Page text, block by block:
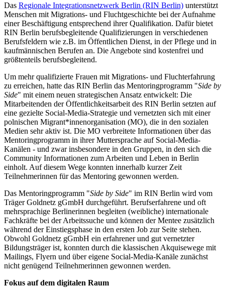
Das Regionale Integrationsnetzwerk Berlin (RIN Berlin) unterstützt
Menschen mit Migrations- und Fluchtgeschichte bei der Aufnahme
einer Beschäftigung entsprechend ihrer Qualifikation. Dafür bietet
RIN Berlin berufsbegleitende Qualifizierungen in verschiedenen
Berufsfeldern wie z.B. im Öffentlichen Dienst, in der Pflege und in
kaufmännischen Berufen an. Die Angebote sind kostenfrei und
größtenteils berufsbegleitend.
Um mehr qualifizierte Frauen mit Migrations- und Fluchterfahrung
zu erreichen, hatte das RIN Berlin das Mentoringprogramm "Side by
Side" mit einem neuen strategischen Ansatz entwickelt: Die
Mitarbeitenden der Öffentlichkeitsarbeit des RIN Berlin setzten auf
eine gezielte Social-Media-Strategie und vernetzten sich mit einer
polnischen Migrant*innenorganisation (MO), die in den sozialen
Medien sehr aktiv ist. Die MO verbreitete Informationen über das
Mentoringprogramm in ihrer Muttersprache auf Social-Media-
Kanälen - und zwar insbesondere in den Gruppen, in den sich die
Community Informationen zum Arbeiten und Leben in Berlin
einholt. Auf diesem Wege konnten innerhalb kurzer Zeit
Teilnehmerinnen für das Mentoring gewonnen werden.
Das Mentoringprogramm "Side by Side" im RIN Berlin wird vom
Träger Goldnetz gGmbH durchgeführt. Berufserfahrene und oft
mehrsprachige Berlinerinnen begleiten (weibliche) internationale
Fachkräfte bei der Arbeitssuche und können der Mentee zusätzlich
während der Einstiegsphase in den ersten Job zur Seite stehen.
Obwohl Goldnetz gGmbH ein erfahrener und gut vernetzter
Bildungsträger ist, konnten durch die klassischen Akquisewege mit
Mailings, Flyern und über eigene Social-Media-Kanäle zunächst
nicht genügend Teilnehmerinnen gewonnen werden.
Fokus auf dem digitalen Raum